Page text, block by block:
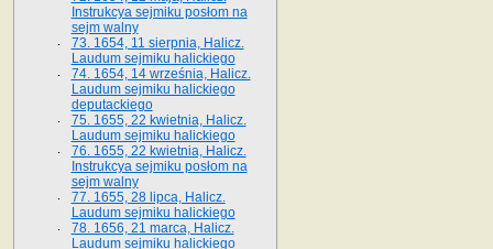
Instrukcya sejmiku posłom na
sejm walny
73. 1654, 11 sierpnia, Halicz.
Laudum sejmiku halickiego
74. 1654, 14 września, Halicz.
Laudum sejmiku halickiego
deputackiego
75. 1655, 22 kwietnia, Halicz.
Laudum sejmiku halickiego
76. 1655, 22 kwietnia, Halicz.
Instrukcya sejmiku posłom na
sejm walny
77. 1655, 28 lipca, Halicz.
Laudum sejmiku halickiego
78. 1656, 21 marca, Halicz.
Laudum sejmiku halickiego